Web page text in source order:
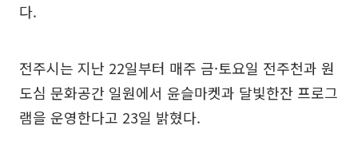
다.
전주시는 지난 22일부터 매주 금·토요일 전주천과 원
도심 문화공간 일원에서 윤슬마켓과 달빛한잔 프로그
램을 운영한다고 23일 밝혔다.